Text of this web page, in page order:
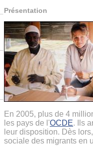
Présentation
En 2005, plus de 4
les pays de l'OCDE. Ils
leur disposition. Dès
sociale des migrants en